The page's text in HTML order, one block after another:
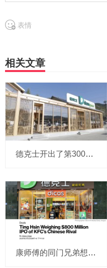
表情
相关文章
德克士开出了第3000家店！我们和顶巧餐饮执行长聊了聊
康师傅的同门兄弟想募资超50亿？传德克士等餐饮业务拟IPO